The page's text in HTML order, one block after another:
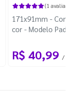
(1
171x91mm - Com
cor - Modelo
R$ 40,99 / 1